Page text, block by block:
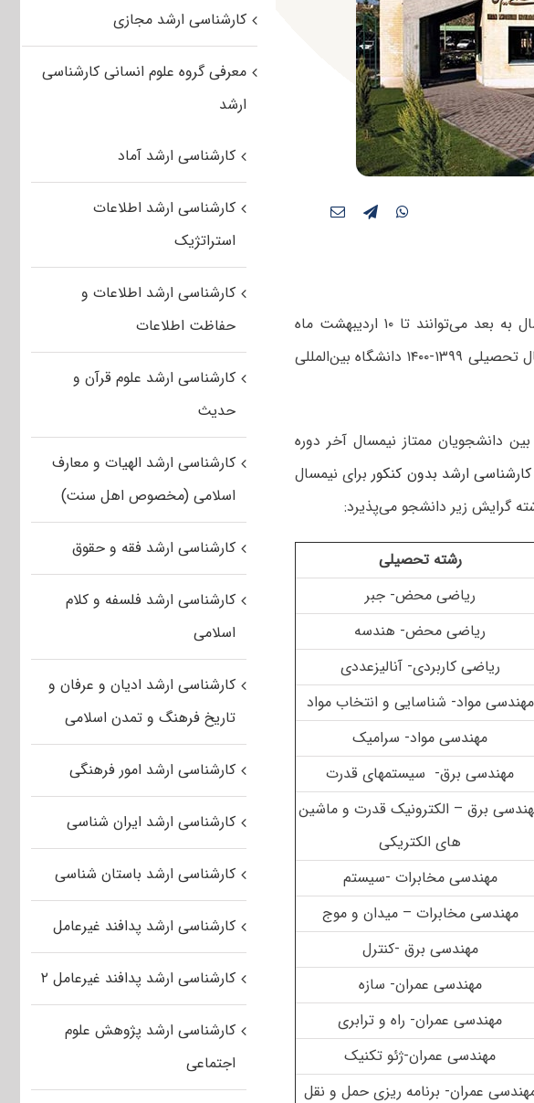
دانشجویان ممتاز واجد شرایط مقطع کارشناسی ورودی ۹۵ سال به بعد می‌توانند تا ۱۰ اردیبهشت ماه
نسبت به ارسال مدارک خود جهت پذیرش ارشد بدون کنکور سال تحصیلی ۱۳۹۹-۱۴۰۰ دانشگاه بین‌المللی
دانشجویان ممتاز نیمسال آخر دوره
کارشناسی ارشد بدون کنکوربرای نیمسال
رشته تحصیلی
ریاضی محض- جبر
ریاضی محض- هندسه
ریاضی کاربردی- آنالیزعددی
مهندسی مواد- شناسایی و انتخاب مواد
مهندسی مواد- سرامیک
مهندسی برق- سیستم­های قدرت
برق – الکترونیک قدرت و ماشین
های الکتریکی
مهندسی مخابرات -سیستم
مهندسی مخابرات – میدان و موج
مهندسی برق -کنترل
مهندسی عمران- سازه
مهندسی عمران- راه و ترابری
مهندسی عمران-ژئو تکنیک
عمران- برنامه ریزی حمل و نقل
کارشناسی ارشد مجازی
معرفی گروه علوم انسانی کارشناسی
ارشد
کارشناسی ارشد آماد
کارشناسی ارشد اطلاعات
استراتژیک
کارشناسی ارشد اطلاعات و
حفاظت اطلاعات
کارشناسی ارشد علوم قرآن و
حدیث
کارشناسی ارشد الهیات و معارف
اسلامی (مخصوص اهل سنت)
کارشناسی ارشد فقه و حقوق
کارشناسی ارشد فلسفه و کلام
اسلامی
کارشناسی ارشد ادیان و عرفان و
تاریخ فرهنگ و تمدن اسلامی
کارشناسی ارشد امور فرهنگی
کارشناسی ارشد ایران شناسی
کارشناسی ارشد باستان شناسی
کارشناسی ارشد پدافند غیرعامل
کارشناسی ارشد پدافند غیرعامل ۲
کارشناسی ارشد پژوهش علوم
اجتماعی